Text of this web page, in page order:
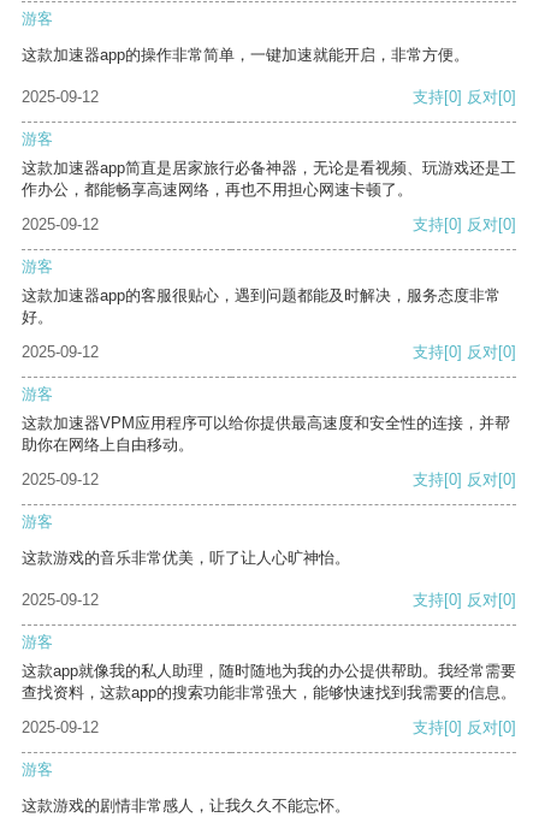
游客
这款加速器app的操作非常简单，一键加速就能开启，非常方便。
2025-09-12 支持[0] 反对[0]
游客
这款加速器app简直是居家旅行必备神器，无论是看视频、玩游戏还是工
作办公，都能畅享高速网络，再也不用担心网速卡顿了。
2025-09-12
支持[0] 反对[0]
游客
这款加速器app的客服很贴心，遇到问题都能及时解决，服务态度非常
好。
2025-09-12
支持[0] 反对[0]
游客
这款加速器VPM应用程序可以给你提供最高速度和安全性的连接，并帮
助你在网络上自由移动。
2025-09-12
支持[0] 反对[0]
游客
这款游戏的音乐非常优美，听了让人心旷神怡。
2025-09-12 支持[0] 反对[0]
游客
这款app就像我的私人助理，随时随地为我的办公提供帮助。我经常需要
查找资料，这款app的搜索功能非常强大，能够快速找到我需要的信息。
2025-09-12
支持[0] 反对[0]
游客
这款游戏的剧情非常感人，让我久久不能忘怀。